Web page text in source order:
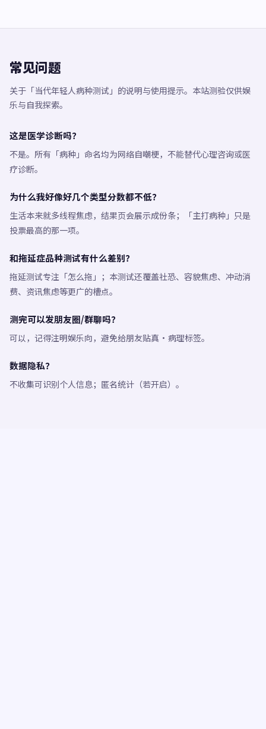
常见问题
关于「当代年轻人病种测试」的说明与使用提示。本站测验仅供娱
乐与自我探索。
这是医学诊断吗？
不是。所有「病种」命名均为网络自嘲梗，不能替代心理咨询或医
疗诊断。
为什么我好像好几个类型分数都不低？
生活本来就多线程焦虑，结果页会展示成份条；「主打病种」只是
投票最高的那一项。
和拖延症品种测试有什么差别？
拖延测试专注「怎么拖」；本测试还覆盖社恐、容貌焦虑、冲动消
费、资讯焦虑等更广的槽点。
测完可以发朋友圈/群聊吗？
可以，记得注明娱乐向，避免给朋友贴真·病理标签。
数据隐私？
不收集可识别个人信息；匿名统计（若开启）。